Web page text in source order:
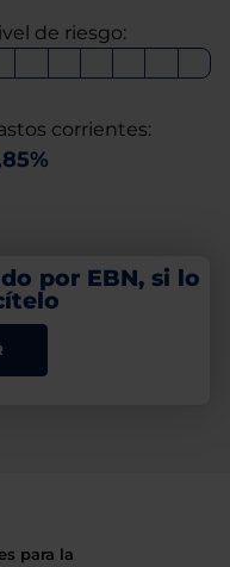
de riesgo:
corrientes:
por EBN, si lo
para la